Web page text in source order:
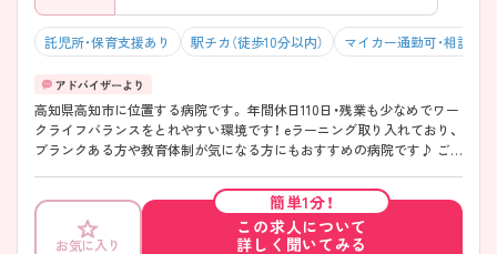
託児所・保育支援あり 駅チカ（徒歩10分以内） マイカー通勤可・相談可
高知県高知市に位置する病院です。 年間休日110日・残業も少なめでワー
クライフバランスをとれやすい環境です！ eラーニング取り入れており、
ブランクある方や教育体制が気になる方にもおすすめの病院です♪ ご
お気に入り
簡単1分！
この求人について
詳しく聞いてみる